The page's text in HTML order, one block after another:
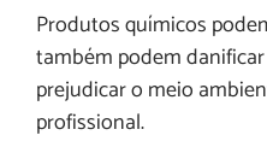
Produtos químicos
também podem
prejudicar o meio
profissional.